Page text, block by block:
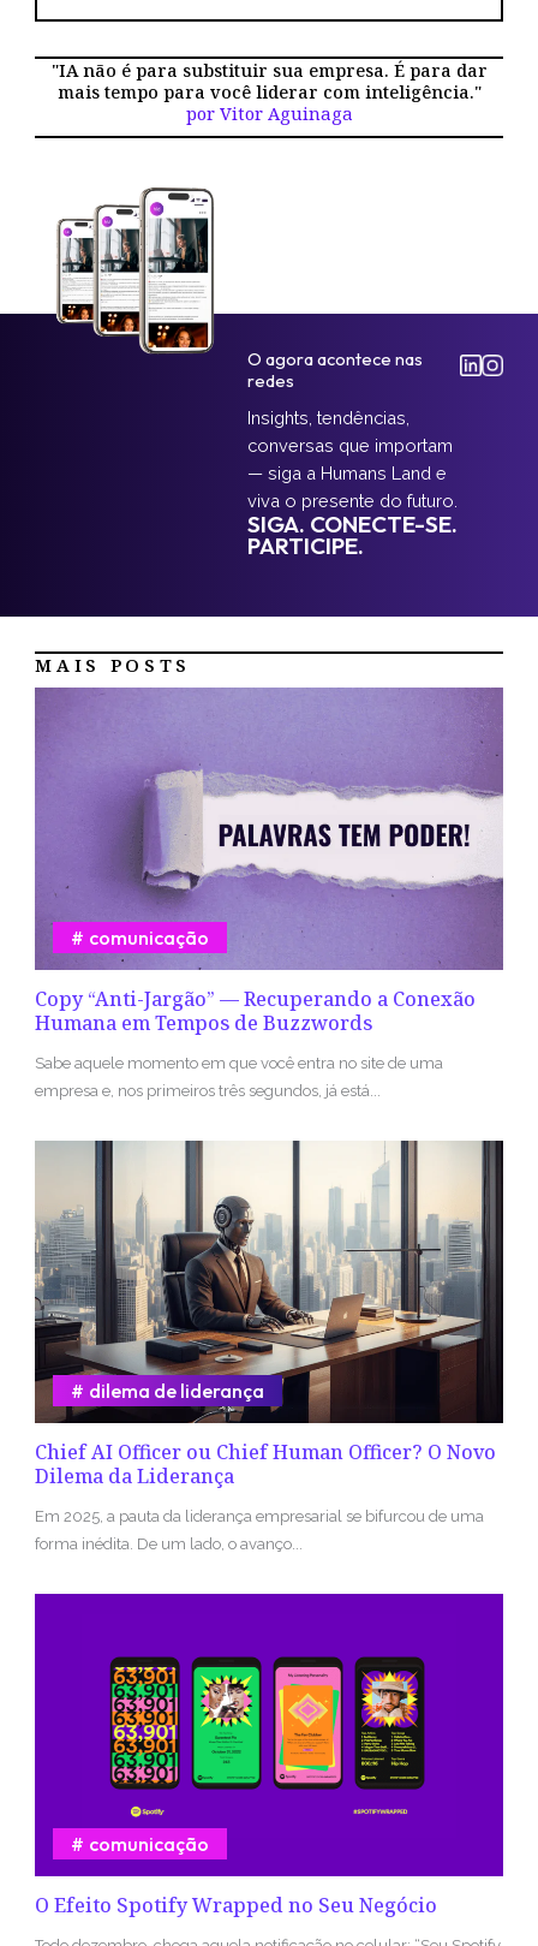
"IA não é para substituir sua empresa. É para dar
mais tempo para você liderar com inteligência."
por Vitor Aguinaga
O agora acontece nas
redes
Insights, tendências,
conversas que importam
— siga a Humans Land e
viva o presente do futuro.
SIGA. CONECTE-SE.
PARTICIPE.
MAIS POSTS
Copy “Anti-Jargão” — Recuperando a Conexão
Humana em Tempos de Buzzwords
comunicação
Sabe aquele momento em que você entra no site de uma
empresa e, nos primeiros três segundos, já está...
Chief AI Officer ou Chief Human Officer? O Novo
Dilema da Liderança
dilema de liderança
Em 2025, a pauta da liderança empresarial se bifurcou de uma
forma inédita. De um lado, o avanço...
O Efeito Spotify Wrapped no Seu Negócio
comunicação